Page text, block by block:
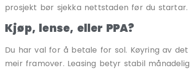
prosjekt bør sjekka nettstaden før du startar.
Kjøp, lense, eller PPA?
Du har val for å betale for sol. Køyring av
meir framover. Leasing betyr stabil